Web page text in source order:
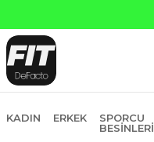
KADIN ERKEK
SPORCU
BESINLERI